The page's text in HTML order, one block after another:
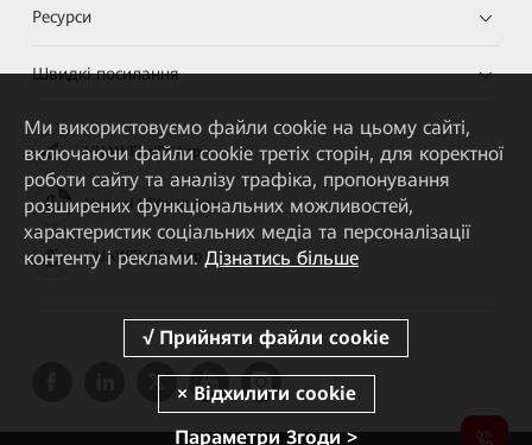
Ресурси
Швидкі посилання
HUAWEI eKit App
Huawei HiKnow App
HUAWEI eFly App
Ми використовуємо файли cookie на цьому сайті,
включаючи файли cookie третіх сторін, для коректної
роботи сайту та аналізу трафіка, пропонування
розширених функціональних можливостей,
характеристик соціальних медіа та персоналізації
контенту і реклами. Дізнатись більше
Параметри Згоди >